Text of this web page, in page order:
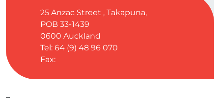
25 Anzac Street , Takapuna,
POB 33-1439
0600 Auckland
Tel: 64 (9) 48 96 070
Fax:
–